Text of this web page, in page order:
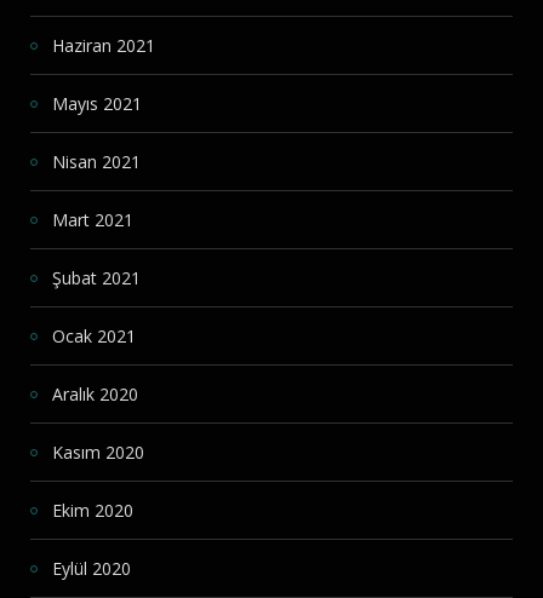
Haziran 2021
Mayıs 2021
Nisan 2021
Mart 2021
Şubat 2021
Ocak 2021
Aralık 2020
Kasım 2020
Ekim 2020
Eylül 2020